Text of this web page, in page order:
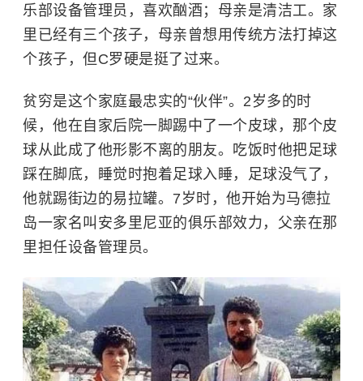
乐部设备管理员，喜欢酗酒；母亲是清洁工。家
里已经有三个孩子，母亲曾想用传统方法打掉这
个孩子，但C罗硬是挺了过来。
贫穷是这个家庭最忠实的“伙伴”。2岁多的时
候，他在自家后院一脚踢中了一个皮球，那个皮
球从此成了他形影不离的朋友。吃饭时他把足球
踩在脚底，睡觉时抱着足球入睡，足球没气了，
他就踢街边的易拉罐。7岁时，他开始为马德拉
岛一家名叫安多里尼亚的俱乐部效力，父亲在那
里担任设备管理员。